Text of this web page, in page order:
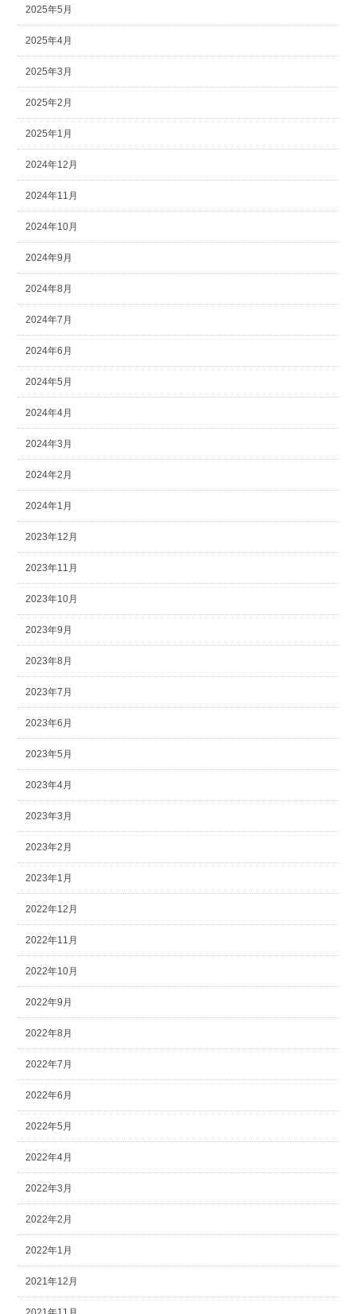
2025年5月
2025年4月
2025年3月
2025年2月
2025年1月
2024年12月
2024年11月
2024年10月
2024年9月
2024年8月
2024年7月
2024年6月
2024年5月
2024年4月
2024年3月
2024年2月
2024年1月
2023年12月
2023年11月
2023年10月
2023年9月
2023年8月
2023年7月
2023年6月
2023年5月
2023年4月
2023年3月
2023年2月
2023年1月
2022年12月
2022年11月
2022年10月
2022年9月
2022年8月
2022年7月
2022年6月
2022年5月
2022年4月
2022年3月
2022年2月
2022年1月
2021年12月